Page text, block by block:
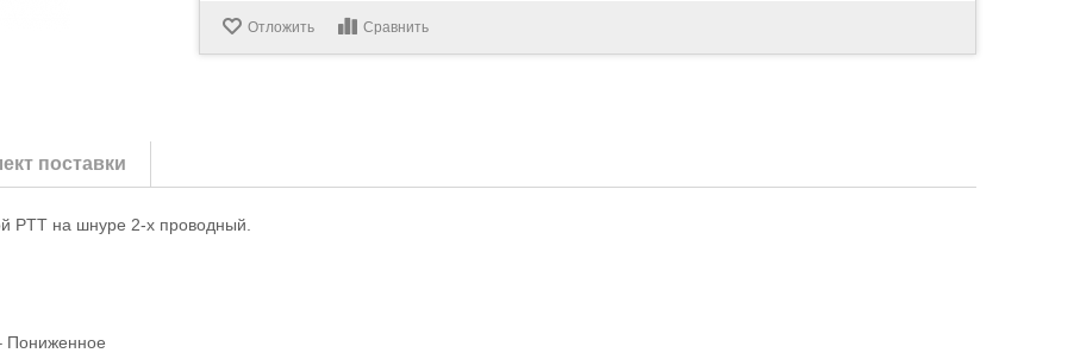
Отложить Сравнить
поставки
PTT на шнуре 2-х проводный.
Пониженное